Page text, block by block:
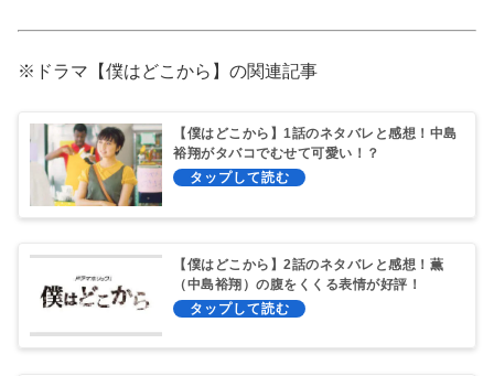
※ドラマ【僕はどこから】の関連記事
【僕はどこから】1話のネタバレと感想！中島
裕翔がタバコでむせて可愛い！？
【僕はどこから】2話のネタバレと感想！薫
（中島裕翔）の腹をくくる表情が好評！